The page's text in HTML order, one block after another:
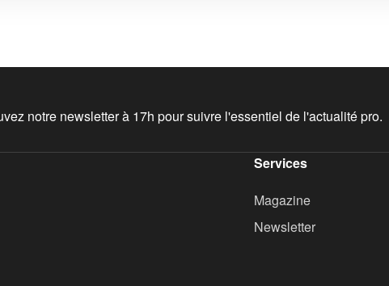
notre newsletter à 17h pour suivre l'essentiel de l'actualité pro.
Services
Magazine
Newsletter